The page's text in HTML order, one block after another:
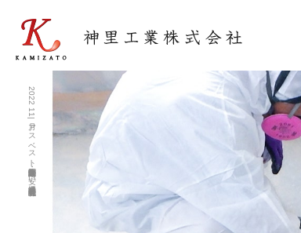
2022 11月|アスベスト除去調査・住宅解体工事が安い沖縄業者 神里工業株式会社